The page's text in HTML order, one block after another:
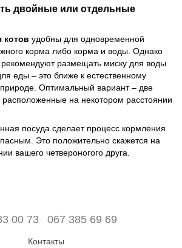
двойные или отдельные
котов удобны для одновременной
корма либо корма и воды. Однако
размещать миску для воды
еды – это ближе к естественному
Оптимальный вариант – две
на некотором расстоянии
посуда сделает процесс кормления
Это положительно скажется на
вашего четвероногого друга.
00 73 067 385 69 69
Контакты